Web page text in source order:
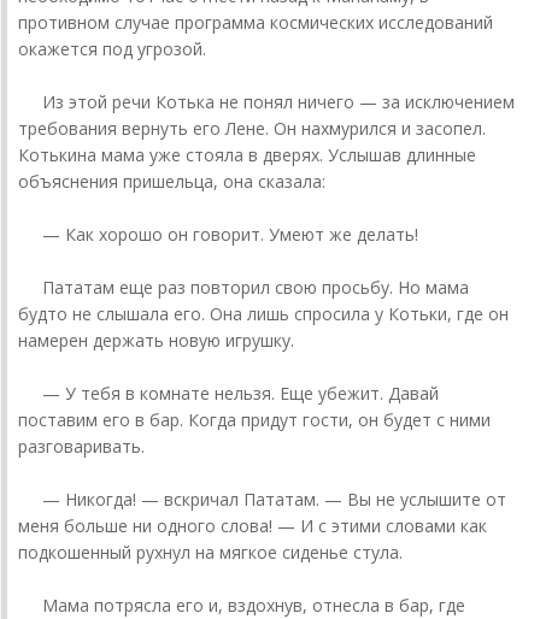
противном случае программа космических исследований
окажется под угрозой.
Из этой речи Котька не понял ничего — за исключением
требования вернуть его Лене. Он нахмурился и засопел.
Котькина мама уже стояла в дверях. Услышав длинные
объяснения пришельца, она сказала:
— Как хорошо он говорит. Умеют же делать!
Пататам еще раз повторил свою просьбу. Но мама
будто не слышала его. Она лишь спросила у Котьки, где он
намерен держать новую игрушку.
— У тебя в комнате нельзя. Еще убежит. Давай
поставим его в бар. Когда придут гости, он будет с ними
разговаривать.
— Никогда! — вскричал Пататам. — Вы не услышите от
меня больше ни одного слова! — И с этими словами как
подкошенный рухнул на мягкое сиденье стула.
Мама потрясла его и, вздохнув, отнесла в бар, где